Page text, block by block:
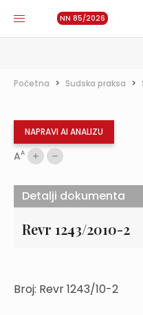
NN 85/2026
Početna > Sudska praksa >
NAPRAVI AI ANALIZU
AA
Revr 1243/2010-2
Broj: Revr 1243/10-2
Detalji dokumenta